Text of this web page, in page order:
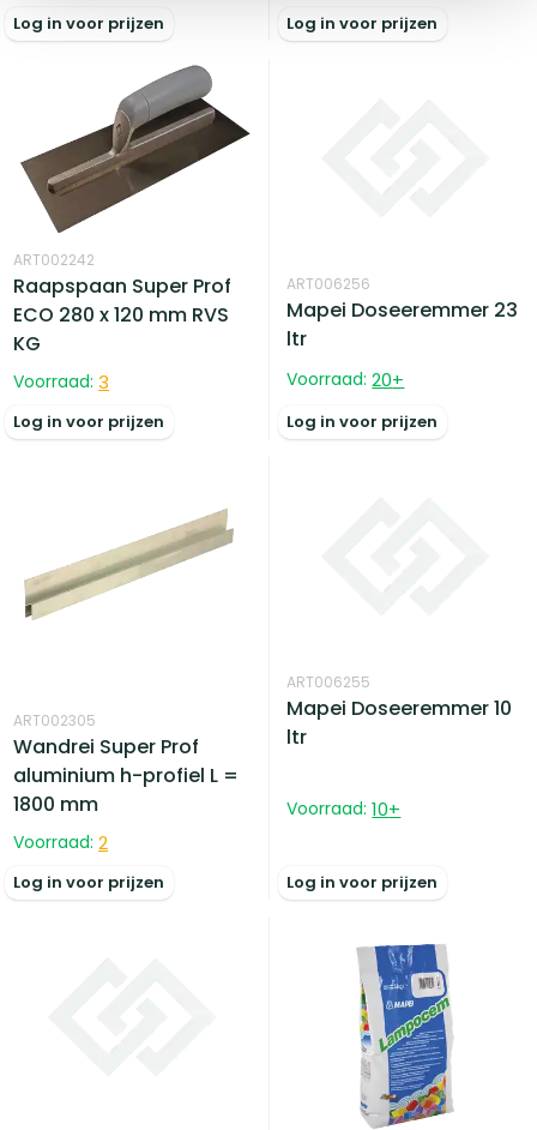
Log in voor prijzen Log in voor prijzen
ART002242
Raapspaan Super Prof
ECO 280 x 120 mm RVS
KG
Voorraad: 3
Log in voor prijzen
ART006256
Mapei Doseeremmer 23
ltr
Voorraad: 20+
Log in voor prijzen
ART002305
Wandrei Super Prof
aluminium h-profiel L =
1800 mm
Voorraad: 2
Log in voor prijzen
ART006255
Mapei Doseeremmer 10
ltr
Voorraad: 10+
Log in voor prijzen